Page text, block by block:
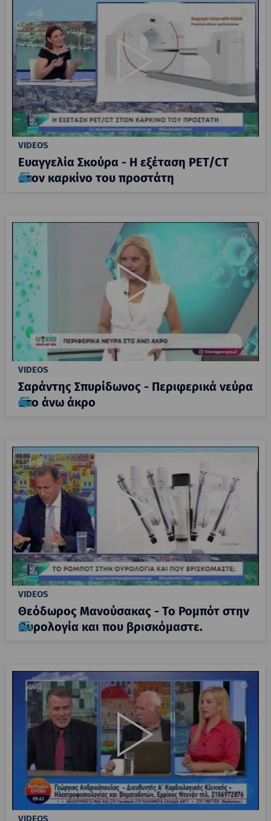
VIDEOS
Ευαγγελία Σκούρα - Η εξέταση PET/CT
στον καρκίνο του προστάτη
VIDEOS
Σαράντης Σπυρίδωνος - Περιφερικά νεύρα
στο άνω άκρο
VIDEOS
Θεόδωρος Μανούσακας - Το Ρομπότ στην
Ουρολογία και που βρισκόμαστε.
VIDEOS